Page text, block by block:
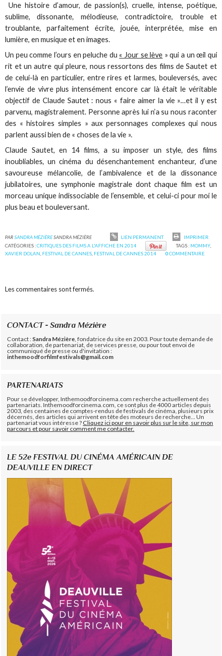
Une histoire d’amour, de passion(s), cruelle, intense, poétique,
sublime, dissonante, mélodieuse, contradictoire, trouble et
troublante, parfaitement écrite, jouée, interprétée, mise en
lumière, en musique et en images.
Un peu comme l’ours en peluche du « Jour se lève » qui a un œil qui
rit et un autre qui pleure, nous ressortons des films de Sautet et
de celui-là en particulier, entre rires et larmes, bouleversés, avec
l’envie de vivre plus intensément encore car là était le véritable
objectif de Claude Sautet : nous « faire aimer la vie »…et il y est
parvenu, magistralement. Personne après lui n’a su nous raconter
des « histoires simples » aux personnages complexes qui nous
parlent aussi bien de « choses de la vie ».
Claude Sautet, en 14 films, a su imposer un style, des films
inoubliables, un cinéma du désenchantement enchanteur, d’une
savoureuse mélancolie, de l’ambivalence et de la dissonance
jubilatoires, une symphonie magistrale dont chaque film est un
morceau unique indissociable de l’ensemble, et celui-ci pour moi le
plus beau et bouleversant.
PARSANDRA MÉZIÈRESANDRA MÉZIÈRE LIEN PERMANENT
IMPRIMER
CATÉGORIES :CRITIQUES DES FILMS A L'AFFICHE EN 2014 TAGS : MOMMY,
XAVIER DOLAN FESTIVAL DE CANNES FESTIVAL DE CANNES 2014 0COMMENTAIRE
Les commentaires sont fermés.
CONTACT - Sandra Mézière
Contact : Sandra Mézière , fondatrice du site en 2003. Pour toute demande de
collaboration, de partenariat, de services presse, ou pour tout envoi de
communiqué de presse ou d'invitation :
inthemoodforfilmfestivals@gmail.com
PARTENARIATS
Pour se développer, Inthemoodforcinema.com recherche actuellement des
partenariats. Inthemoodforcinema.com, ce sont plus de 4000 articles depuis
2003, des centaines de comptes-rendus de festivals de cinéma, plusieurs prix
décernés, des articles qui arrivent en tête des moteurs de recherche... Un
partenariat vous intéresse ?Cliquez ici pour en savoir plus sur le site, sur mon
parcours et pour savoir comment me contacter.
LE 52e FESTIVAL DU CINÉMA AMÉRICAIN DE
DEAUVILLE EN DIRECT